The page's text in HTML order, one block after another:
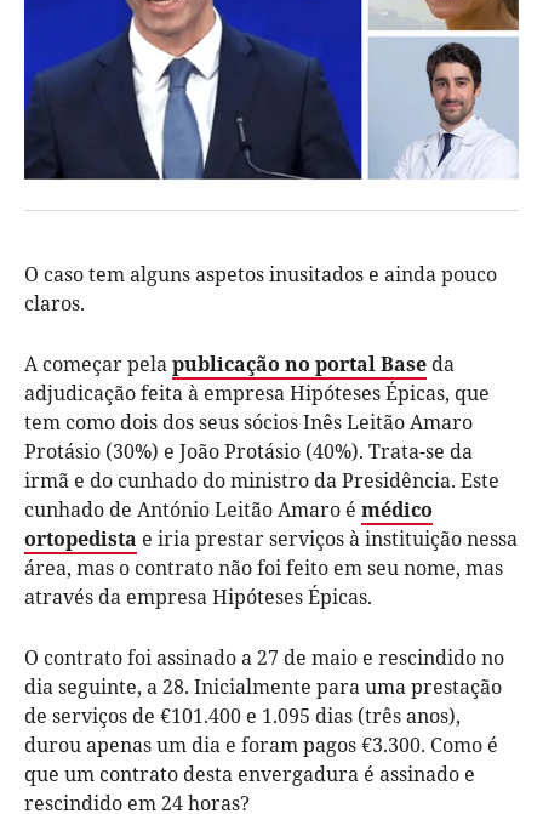
O caso tem alguns aspetos inusitados e ainda pouco
claros.
A começar pelapublicação no portal Base da
adjudicação feita à empresa Hipóteses Épicas, que
tem como dois dos seus sócios Inês Leitão Amaro
Protásio (30%) e João Protásio (40%). Trata-se da
irmã e do cunhado do ministro da Presidência. Este
cunhado de António Leitão Amaro é médico
ortopedista e iria prestar serviços à instituição nessa
área, mas o contrato não foi feito em seu nome, mas
através da empresa Hipóteses Épicas.
O contrato foi assinado a 27 de maio e rescindido no
dia seguinte, a 28. Inicialmente para uma prestação
de serviços de €101.400 e 1.095 dias (três anos),
durou apenas um dia e foram pagos €3.300. Como é
que um contrato desta envergadura é assinado e
rescindido em 24 horas?